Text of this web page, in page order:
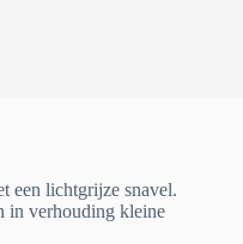
een lichtgrijze snavel.
in verhouding kleine